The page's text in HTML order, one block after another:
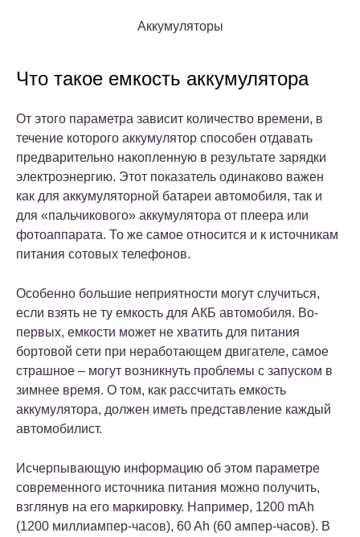
Аккумуляторы
Что такое емкость аккумулятора
От этого параметра зависит количество времени, в
течение которого аккумулятор способен отдавать
предварительно накопленную в результате зарядки
электроэнергию. Этот показатель одинаково важен
как для аккумуляторной батареи автомобиля, так и
для «пальчикового» аккумулятора от плеера или
фотоаппарата. То же самое относится и к источникам
питания сотовых телефонов.
Особенно большие неприятности могут случиться,
если взять не ту емкость для АКБ автомобиля. Во-
первых, емкости может не хватить для питания
бортовой сети при неработающем двигателе, самое
страшное – могут возникнуть проблемы с запуском в
зимнее время. О том, как рассчитать емкость
аккумулятора, должен иметь представление каждый
автомобилист.
Исчерпывающую информацию об этом параметре
современного источника питания можно получить,
взглянув на его маркировку. Например, 1200 mAh
(1200 миллиампер-часов), 60 Ah (60 ампер-часов). В